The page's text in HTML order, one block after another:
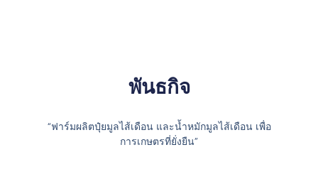
พันธกิจ
“ฟาร์มผลิตปุ๋ยมูลไส้เดือน และน้ำหมักมูลไส้เดือน เพื่อ
การเกษตรที่ยั่งยืน”